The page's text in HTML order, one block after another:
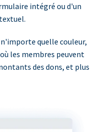
intégré ou d'un
quelle couleur,
les membres peuvent
des dons, et plus